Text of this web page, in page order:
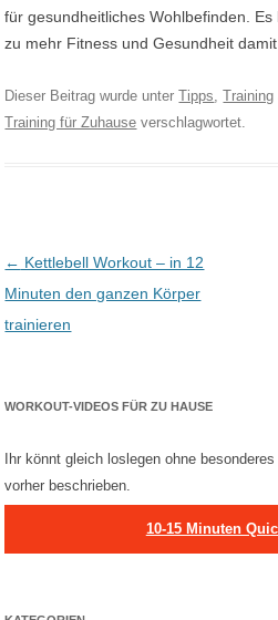
für gesundheitliches Wohlbefinden.
zu mehr Fitness und Gesundheit damit
Dieser Beitrag wurde unterTipps,Training
Training für Zuhause verschlagwortet.
Post navigation
← Kettlebell Workout – in 12
Minuten den ganzen Körper
trainieren
WORKOUT-VIDEOS FÜR ZU HAUSE
Ihr könnt gleich loslegen ohne
vorher beschrieben.
10-15 Minuten